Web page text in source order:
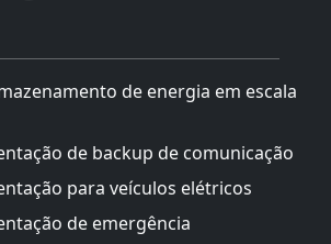
de energia em escala
de backup de comunicação
para veículos elétricos
de emergência